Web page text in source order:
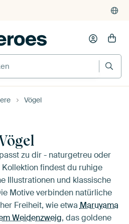
Vögel
zu dir - naturgetreu oder
findest du ruhige
Illustrationen und klassische
Motive verbinden natürliche
Freiheit, wie etwa Maruyama
Weidenzweig, das goldene